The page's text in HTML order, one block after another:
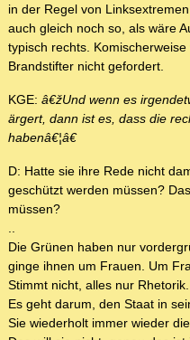
in der Regel von
auch gleich noch so, als wäre
typisch rechts.
Brandstifter nicht gefordert.
KGE: â€žUnd wenn es
ärgert, dann ist es, dass die
habenâ€¦â€
D: Hatte sie ihre Rede nicht
geschützt werden müssen?
müssen?
..
Die Grünen haben nur
ginge ihnen um Frauen. Um
Stimmt nicht, alles nur Rhetorik.
Es geht darum, den Staat in
Sie wiederholt immer wieder